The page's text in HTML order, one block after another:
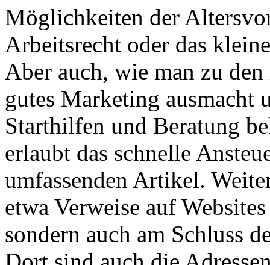
Möglichkeiten der
Arbeitsrecht oder das
Aber auch, wie man zu
gutes Marketing ausmacht
Starthilfen und Beratung
erlaubt das schnelle
umfassenden Artikel.
etwa Verweise auf
sondern auch am Schluss